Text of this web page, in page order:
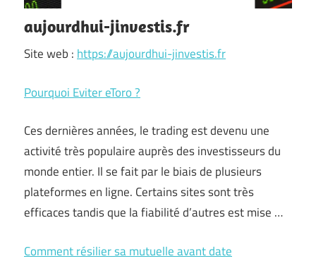
aujourdhui-jinvestis.fr
Site web :https://aujourdhui-jinvestis.fr
Pourquoi Eviter eToro ?
Ces dernières années, le trading est devenu une
activité très populaire auprès des investisseurs du
monde entier. Il se fait par le biais de plusieurs
plateformes en ligne. Certains sites sont très
efficaces tandis que la fiabilité d’autres est mise …
Comment résilier sa mutuelle avant date